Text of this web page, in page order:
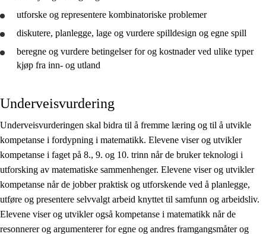
utforske og representere kombinatoriske problemer
diskutere, planlegge, lage og vurdere spilldesign og egne spill
beregne og vurdere betingelser for og kostnader ved ulike typer
kjøp fra inn- og utland
Underveisvurdering
Underveisvurderingen skal bidra til å fremme læring og til å utvikle
kompetanse i fordypning i matematikk. Elevene viser og utvikler
kompetanse i faget på 8., 9. og 10. trinn når de bruker teknologi i
utforsking av matematiske sammenhenger. Elevene viser og utvikler
kompetanse når de jobber praktisk og utforskende ved å planlegge,
utføre og presentere selvvalgt arbeid knyttet til samfunn og arbeidsliv.
Elevene viser og utvikler også kompetanse i matematikk når de
resonnerer og argumenterer for egne og andres framgangsmåter og